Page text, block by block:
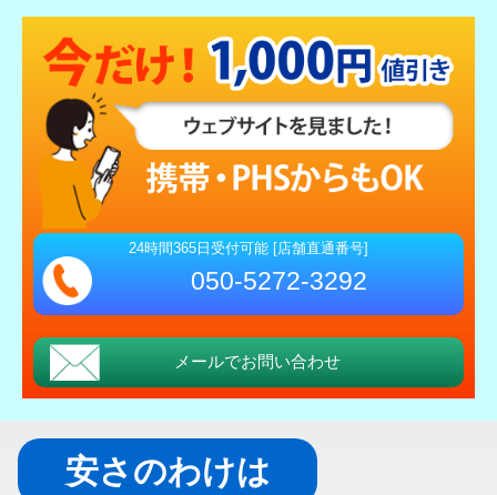
24時間365日受付可能 [店舗直通番号]
050-5272-3292
メールでお問い合わせ
安さのわけは